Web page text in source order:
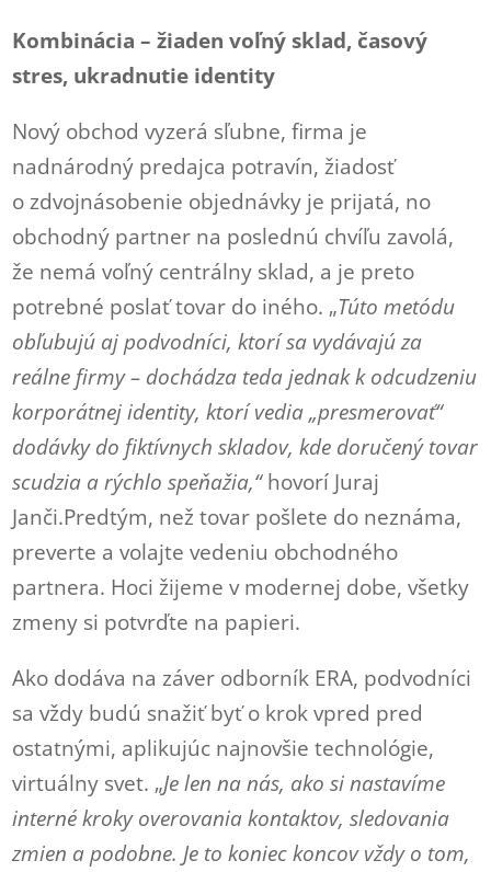
Kombinácia – žiaden voľný sklad, časový
stres, ukradnutie identity
Nový obchod vyzerá sľubne, firma je
nadnárodný predajca potravín, žiadosť
o zdvojnásobenie objednávky je prijatá, no
obchodný partner na poslednú chvíľu zavolá,
že nemá voľný centrálny sklad, a je preto
potrebné poslať tovar do iného. „Túto metódu
obľubujú aj podvodníci, ktorí sa vydávajú za
reálne firmy – dochádza teda jednak k odcudzeniu
korporátnej identity, ktorí vedia „presmerovať“
dodávky do fiktívnych skladov, kde doručený tovar
scudzia a rýchlo speňažia,“hovorí Juraj
Janči.Predtým, než tovar pošlete do neznáma,
preverte a volajte vedeniu obchodného
partnera. Hoci žijeme v modernej dobe, všetky
zmeny si potvrďte na papieri.
Ako dodáva na záver odborník ERA, podvodníci
sa vždy budú snažiť byť o krok vpred pred
ostatnými, aplikujúc najnovšie technológie,
virtuálny svet. „Je len na nás, ako si nastavíme
interné kroky overovania kontaktov, sledovania
zmien a podobne. Je to koniec koncov vždy o tom,